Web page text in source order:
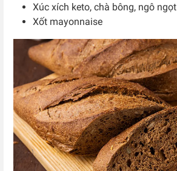
Xúc xích keto, chà bông, ngô ngọt
Xốt mayonnaise